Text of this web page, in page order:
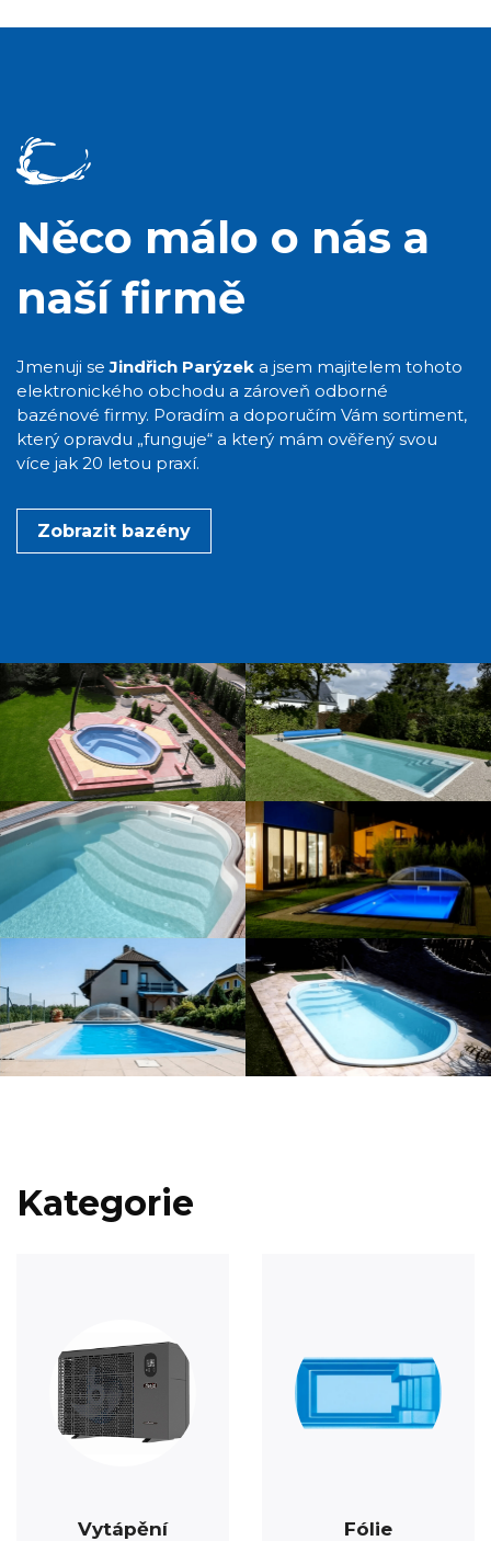
Něco málo o nás a
naší firmě
Jmenuji seJindřich Parýzek a jsem majitelem tohoto
elektronického obchodu a zároveň odborné
bazénové firmy. Poradím a doporučím Vám sortiment,
který opravdu „funguje“ a který mám ověřený svou
více jak 20 letou praxí.
Zobrazit bazény
Kategorie
Vytápění Fólie